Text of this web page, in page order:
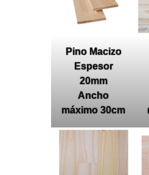
Pino Macizo
Espesor
20mm
Ancho
máximo 30cm